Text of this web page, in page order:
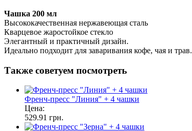
Чашка 200 мл
Высококачественная нержавеющая сталь
Кварцевое жаростойкое стекло
Элегантный и практичный дизайн.
Идеально подходит для заваривания кофе, чая и трав.
Также советуем посмотреть
Френч-пресс "Линия" + 4 чашки
Цена:
529.91 грн.